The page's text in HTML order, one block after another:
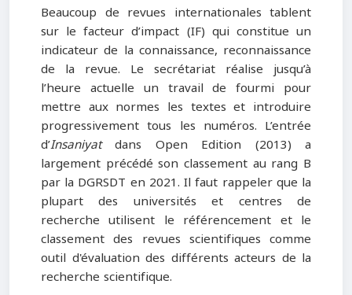
Beaucoup de revues internationales tablent
sur le facteur d’impact (IF) qui constitue un
indicateur de la connaissance, reconnaissance
de la revue. Le secrétariat réalise jusqu’à
l’heure actuelle un travail de fourmi pour
mettre aux normes les textes et introduire
progressivement tous les numéros. L’entrée
d’Insaniyatdans Open Edition (2013) a
largement précédé son classement au rang B
par la DGRSDT en 2021. Il faut rappeler que la
plupart des universités et centres de
recherche utilisent le référencement et le
classement des revues scientifiques comme
outil d'évaluation des différents acteurs de la
recherche scientifique.